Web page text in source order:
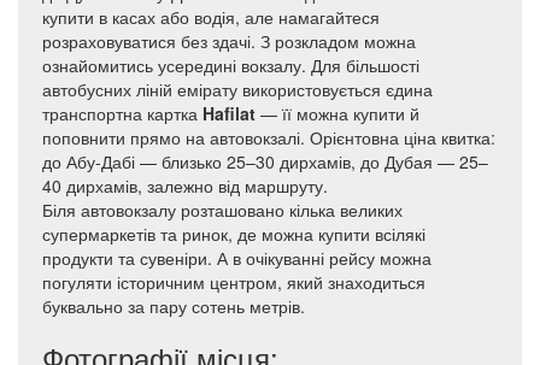
купити в касах або водія, але намагайтеся
розраховуватися без здачі. З розкладом можна
ознайомитись усередині вокзалу. Для більшості
автобусних ліній емірату використовується єдина
транспортна картка Hafilat — її можна купити й
поповнити прямо на автовокзалі. Орієнтовна ціна квитка:
до Абу-Дабі — близько 25–30 дирхамів, до Дубая — 25–
40 дирхамів, залежно від маршруту.
Біля автовокзалу розташовано кілька великих
супермаркетів та ринок, де можна купити всілякі
продукти та сувеніри. А в очікуванні рейсу можна
погуляти історичним центром, який знаходиться
буквально за пару сотень метрів.